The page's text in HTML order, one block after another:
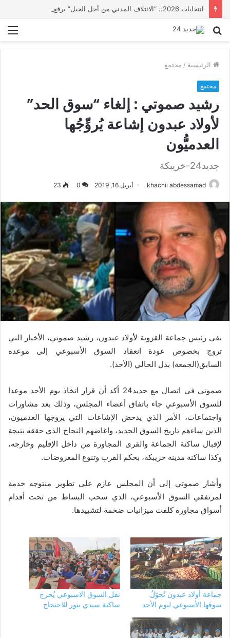
بحث
الرئيسية / مجتمع
مجتمع
رشيد صموتي : إلغاء “سوق الحد”
لأولاد عبدون إشاعة يُروِّجُها
العدميُّون
جديد24-خريبكة
khachii abdessamad أبريل 16, 2019 0
23
نفى رئيس جماعة القروية لأولاد عبدون، رشيد صموتي، الأخبار التي
تروج بخصوص عودة انعقاد السوق الأسبوعي إلى موعده
السابق(الجمعة) بدل الحالي (الأحد).
صموتي في اتصال مع جديد24 أكد أن قرار اتخاذ يوم الأحد موعدا
للسوق الأسبوعي جاء باتفاق أعضاء المجلس، وذلك بعد مشاورات
واجتماعات، الأمر الذي يدحض الإشاعات التي يروجها العدميون،
الذين ساءهم تاريخ السوق الجديد، واغاضهم النجاح الذي حققه نتيجة
لإقبال ساكنة الجماعة والقرى المجاورة من داخل الإقليم وخارجه،
وكذا ساكنة مدينة خريبكة، بحكم القرب وتنوع المعروضات.
وأشار صموتي إلى أن المجلس عازم على تطوير منتوجه خدمة
لمرتفقي السوق الأسبوعي، الذي سحب البساط من تحت أقدام
أسواق مجاورة كلفت ميزانيات ضخمة لتشييدها.
جماعة أولاد عبدون تُحوّلُ
سوقها الأسبوعي ليوم الأحد
نقل السوق الاسبوعي يُخرج
ساكنة سيدي بنور للاحتجاج